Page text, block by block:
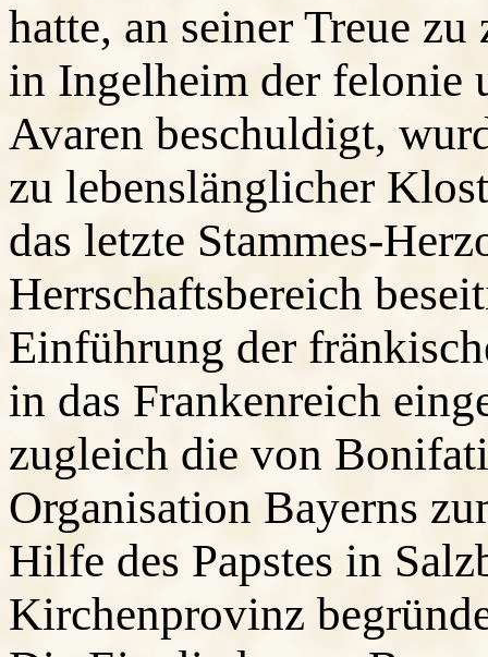
hatte, an seiner Treue
in Ingelheim der felonie
Avaren beschuldigt,
zu lebenslänglicher
das letzte Stammes-
Herrschaftsbereich
Einführung der
in das Frankenreich
zugleich die von
Organisation Bayerns
Hilfe des Papstes in
Kirchenprovinz